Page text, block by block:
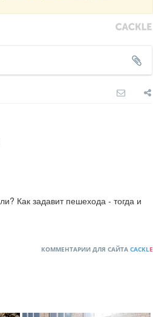
Как задавит пешехода - тогда и
КОММЕНТАРИИ ДЛЯ САЙТА CACKLE